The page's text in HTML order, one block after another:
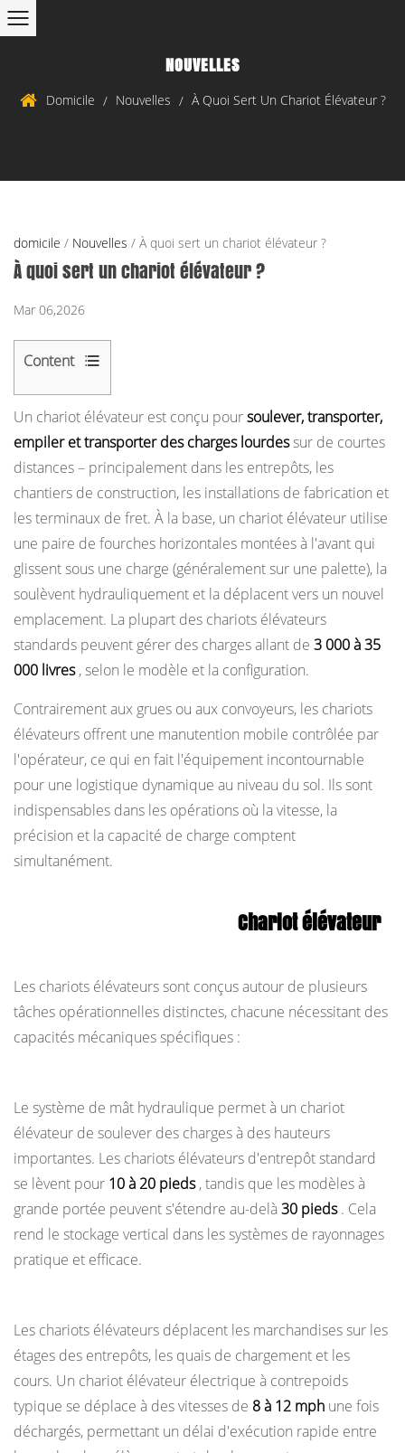
NOUVELLES
Domicile / Nouvelles / À Quoi Sert Un Chariot Élévateur ?
domicile / Nouvelles / À quoi sert un chariot élévateur ?
À quoi sert un chariot élévateur ?
Mar 06,2026
Content
1
Les
fonctions
principales
a
Chariot
élévateur
Est
conçu
pour
performer
1.1
Levage
et
abaissement
de
charges
1.2
2.
Empiler
et
dépiler
1.4
4.
Chargement
et
déchargement
des
véhicules
Positionnement
des
charges
précision
Un chariot élévateur est conçu poursoulever, transporter,
empiler et transporter des charges lourdessur de courtes
distances – principalement dans les entrepôts, les
chantiers de construction, les installations de fabrication et
les terminaux de fret. À la base, un chariot élévateur utilise
une paire de fourches horizontales montées à l'avant qui
glissent sous une charge (généralement sur une palette), la
soulèvent hydrauliquement et la déplacent vers un nouvel
emplacement. La plupart des chariots élévateurs
standards peuvent gérer des charges allant de 3 000 à 35
000 livres, selon le modèle et la configuration.
Contrairement aux grues ou aux convoyeurs, les chariots
élévateurs offrent une manutention mobile contrôlée par
l'opérateur, ce qui en fait l'équipement incontournable
pour une logistique dynamique au niveau du sol. Ils sont
indispensables dans les opérations où la vitesse, la
précision et la capacité de charge comptent
simultanément.
Chariot élévateur
Les chariots élévateurs sont conçus autour de plusieurs
tâches opérationnelles distinctes, chacune nécessitant des
capacités mécaniques spécifiques :
Le système de mât hydraulique permet à un chariot
élévateur de soulever des charges à des hauteurs
importantes. Les chariots élévateurs d'entrepôt standard
se lèvent pour 10 à 20 pieds, tandis que les modèles à
grande portée peuvent s'étendre au-delà30 pieds. Cela
rend le stockage vertical dans les systèmes de rayonnages
pratique et efficace.
Les chariots élévateurs déplacent les marchandises sur les
étages des entrepôts, les quais de chargement et les
cours. Un chariot élévateur électrique à contrepoids
typique se déplace à des vitesses de 8 à 12 mph une fois
déchargés, permettant un délai d'exécution rapide entre